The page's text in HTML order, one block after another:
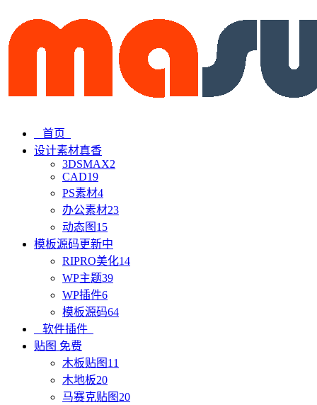
首页
设计素材真香
3DSMAX2
CAD19
PS素材4
办公素材23
动态图 15
模板源码更新中
RIPRO美化14
WP主题39
WP插件6
模板源码64
软件插件
贴图 免费
木板贴图 11
木地板20
马赛克贴图 20